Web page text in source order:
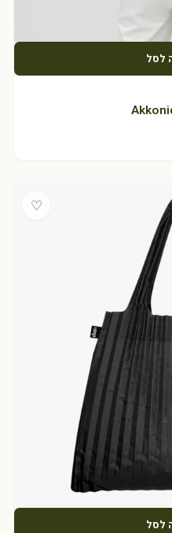
לסל
♡
לסל